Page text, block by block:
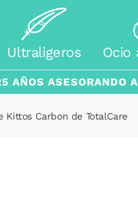
Ultraligeros Ocio
AÑOS ASESORANDO
Kittos Carbon de TotalCare